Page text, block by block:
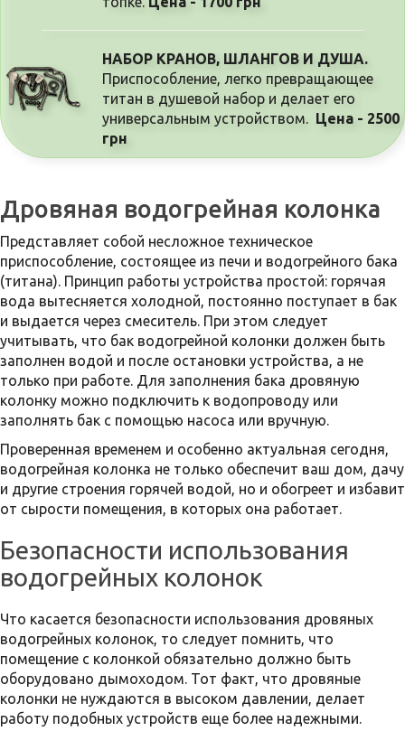
НАБОР КРАНОВ, ШЛАНГОВ И ДУША.
Приспособление, легко превращающее
титан в душевой набор и делает его
универсальным устройством. Цена - 2500
грн
Дровяная водогрейная колонка
Представляет собой несложное техническое
приспособление, состоящее из печи и водогрейного бака
(титана). Принцип работы устройства простой: горячая
вода вытесняется холодной, постоянно поступает в бак
и выдается через смеситель. При этом следует
учитывать, что бак водогрейной колонки должен быть
заполнен водой и после остановки устройства, а не
только при работе. Для заполнения бака дровяную
колонку можно подключить к водопроводу или
заполнять бак с помощью насоса или вручную.
Проверенная временем и особенно актуальная сегодня,
водогрейная колонка не только обеспечит ваш дом, дачу
и другие строения горячей водой, но и обогреет и избавит
от сырости помещения, в которых она работает.
Безопасности использования
водогрейных колонок
Что касается безопасности использования дровяных
водогрейных колонок, то следует помнить, что
помещение с колонкой обязательно должно быть
оборудовано дымоходом. Тот факт, что дровяные
колонки не нуждаются в высоком давлении, делает
работу подобных устройств еще более надежными.